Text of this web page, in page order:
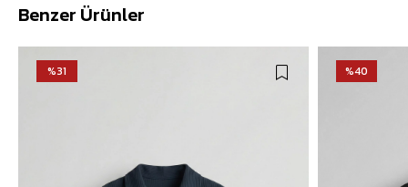
Benzer Ürünler
%31 %40